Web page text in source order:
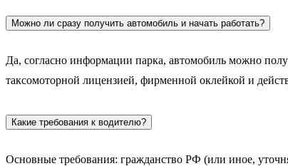
Можно ли сразу получить автомобиль и начать работать?
Да, согласно информации парка, автомобиль можно
таксомоторной лицензией, фирменной оклейкой и
Какие требования к водителю?
Основные требования: гражданство РФ (или иное,